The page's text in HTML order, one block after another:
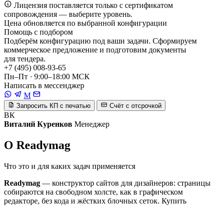
Лицензия поставляется только с сертификатом
сопровождения — выберите уровень.
Цена обновляется по выбранной конфигурации
Помощь с подбором
Подберём конфигурацию под ваши задачи. Сформируем
коммерческое предложение и подготовим документы
для тендера.
+7 (495) 008-93-65
Пн–Пт · 9:00–18:00 МСК
Написать в мессенджер
M
Запросить КП с печатью Счёт с отсрочкой
ВК
Виталий Куренков Менеджер
О Readymag
Что это и для каких задач применяется
Readymag — конструктор сайтов для дизайнеров: страницы
собираются на свободном холсте, как в графическом
редакторе, без кода и жёстких блочных сеток. Купить